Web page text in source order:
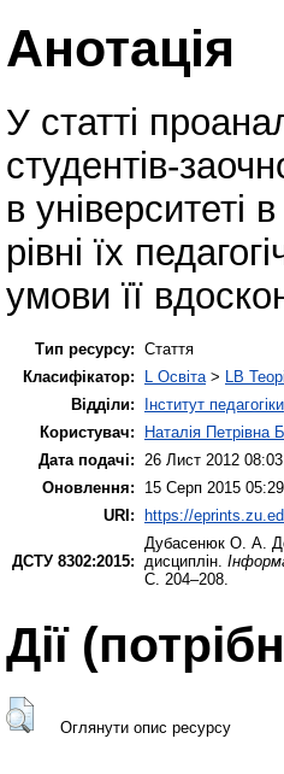
Анотація
У статті
студентів-
в університеті
рівні їх
умови її
Тип ресурсу: Стаття
Класифікатор:
L Освіта > LB
Відділи:
Інститут педагогіки
Користувач:
Наталія Петрівна
Дата подачі:
26 Лист 2012 08:03
Оновлення:
15 Серп 2015 05:29
URI: https://
ДСТУ 8302:2015:
Дубасенюк О. А.
дисциплін.
С. 204–208.
Дії
Оглянути опис ресурсу